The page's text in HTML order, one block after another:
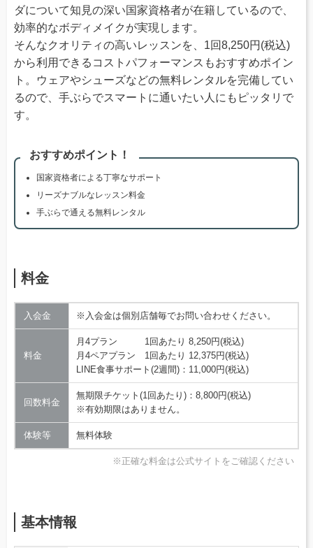
ダについて知見の深い国家資格者が在籍しているので、
効率的なボディメイクが実現します。
そんなクオリティの高いレッスンを、1回8,250円(税込)
から利用できるコストパフォーマンスもおすすめポイン
ト。ウェアやシューズなどの無料レンタルを完備してい
るので、手ぶらでスマートに通いたい人にもピッタリで
す。
おすすめポイント！
国家資格者による丁寧なサポート
リーズナブルなレッスン料金
手ぶらで通える無料レンタル
料金
入会金 ※入会金は個別店舗毎でお問い合わせください。
料金
月4プラン 1回あたり 8,250円(税込)
月4ペアプラン 1回あたり 12,375円(税込)
LINE食事サポート(2週間)：11,000円(税込)
回数料金
無期限チケット(1回あたり)：8,800円(税込)
※有効期限はありません。
体験等 無料体験
※正確な料金は公式サイトをご確認ください
基本情報